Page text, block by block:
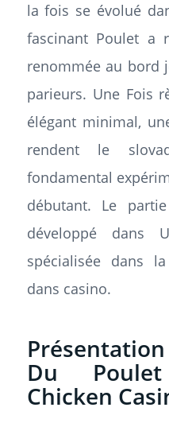
la fois se évolué
fascinant Poulet a
renommée au bord
parieurs. Une Fois
élégant minimal,
rendent le
fondamental
débutant. Le
développé dans
spécialisée dans
dans casino.
Du
Chicken